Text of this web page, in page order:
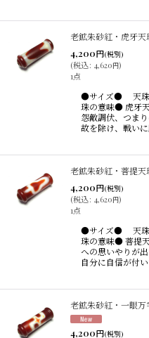
老鉱朱砂紅・虎牙天
4,200円(税別)
(税込: 4,620円)
1点
●サイズ● 天珠
珠の意味● 虎牙
怨敵調伏、つま
故を除け、戦い
老鉱朱砂紅・菩提天
4,200円(税別)
(税込: 4,620円)
1点
●サイズ● 天珠
珠の意味● 菩提
への思いやりが
自分に自信が付
老鉱朱砂紅・一眼
4,200円(税別)